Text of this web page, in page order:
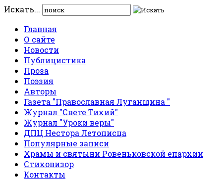
Искать...
Главная
О сайте
Новости
Публицистика
Проза
Поэзия
Авторы
Газета "Православная Луганщина "
Журнал "Свете Тихий"
Журнал "Уроки веры"
ДПЦ Нестора Летописца
Популярные записи
Храмы и святыни Ровеньковской епархии
Стиховизор
Контакты